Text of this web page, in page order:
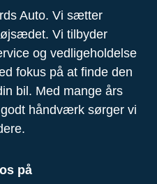
Auto. Vi sætter
Vi tilbyder
og vedligeholdelse
fokus på at finde den
bil. Med mange års
håndværk sørger vi
på